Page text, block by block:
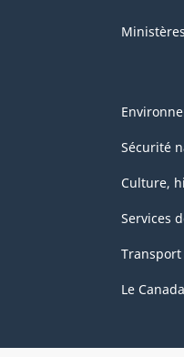
Sécurité
Culture,
Services
Le